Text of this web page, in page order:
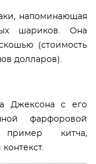
напоминающая
шариков. Она
(стоимость
долларов).
Джексона с его
фарфоровой
китча,